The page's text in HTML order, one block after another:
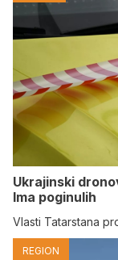
Ukrajinski
Ima poginulih
Vlasti Tatarstana
REGION